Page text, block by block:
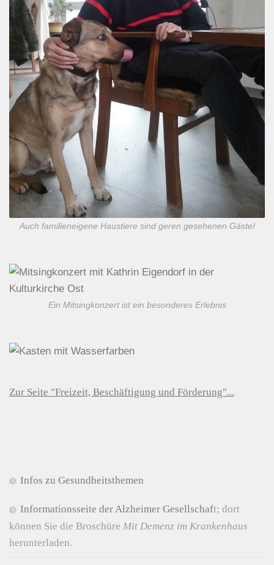
Auch familieneigene Haustiere sind geren gesehenen Gäste!
Ein Mitsingkonzert ist ein besonderes Erlebnis
Zur Seite "Freizeit, Beschäftigung und Förderung"...
Infos zu Gesundheitsthemen
Informationsseite der Alzheimer Gesellschaft; dort
können Sie die Broschüre Mit Demenz im Krankenhaus
herunterladen.